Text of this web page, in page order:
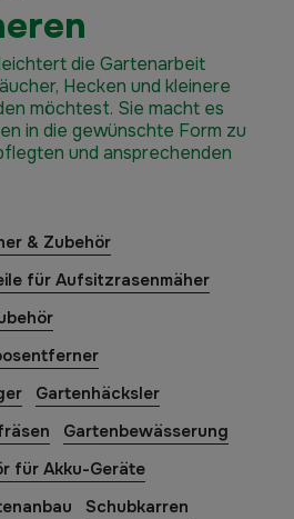
die Gartenarbeit
Hecken und kleinere
möchtest. Sie macht es
in die gewünschte Form zu
und ansprechenden
& Zubehör
für Aufsitzrasenmäher
Gartenhäcksler
Gartenbewässerung
für Akku-Geräte
Schubkarren